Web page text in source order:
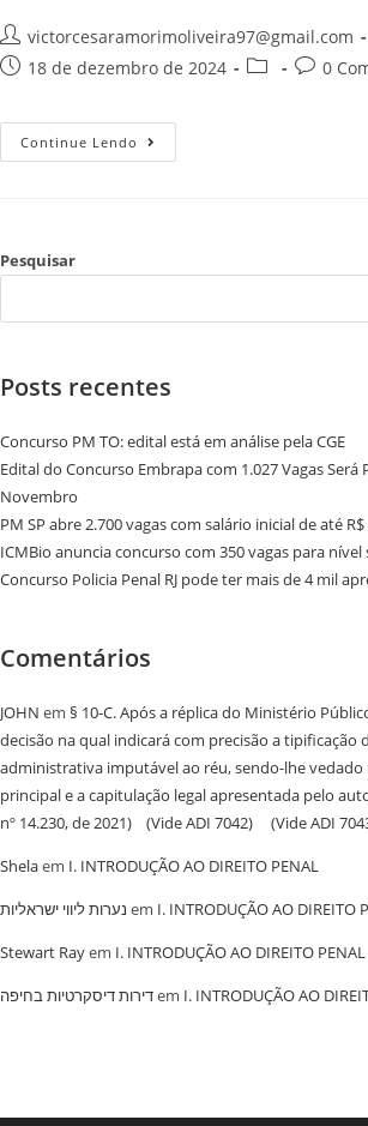
victorcesaramorimoliveira97@gmail.com
18 de dezembro de 2024
0
Continue Lendo
Pesquisar
Posts recentes
Concurso PM TO: edital está em análise pela CGE
Edital do Concurso Embrapa com 1.027 Vagas Será
Novembro
PM SP abre 2.700 vagas com salário inicial de até
ICMBio anuncia concurso com 350 vagas para
Concurso Policia Penal RJ pode ter mais de 4 mil
Comentários
JOHN em § 10-C. Após a réplica do Ministério
decisão na qual indicará com precisão a
administrativa imputável ao réu, sendo-lhe
principal e a capitulação legal apresentada pelo
nº 14.230, de 2021) (Vide ADI 7042) (Vide ADI
Shelaem I. INTRODUÇÃO AO DIREITO PENAL
נערות ליווי ישראליות em I. INTRODUÇÃO AO DIREITO
Stewart Rayem I. INTRODUÇÃO AO DIREITO PENAL
‏דירות דיסקרטיות בחיפהem I. INTRODUÇÃO AO